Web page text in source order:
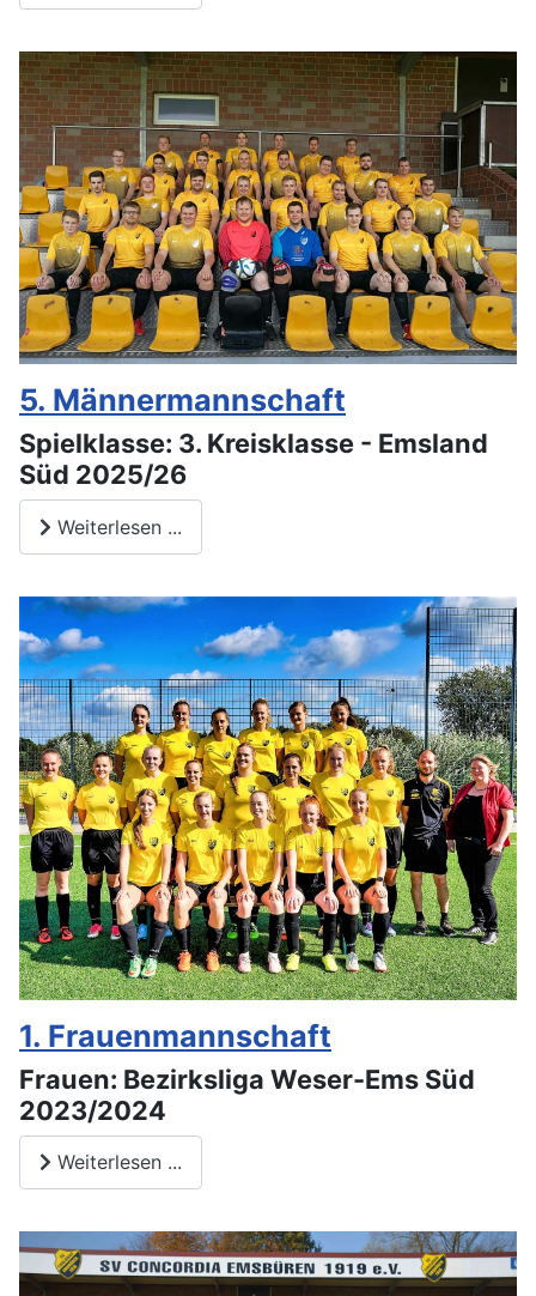
5. Männermannschaft
Spielklasse: 3. Kreisklasse - Emsland
Süd 2025/26
Weiterlesen ...
1. Frauenmannschaft
Frauen: Bezirksliga Weser-Ems Süd
2023/2024
Weiterlesen ...